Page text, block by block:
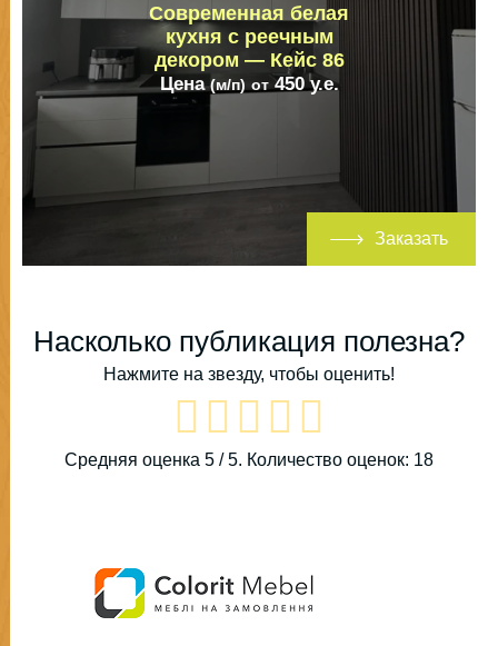
Современная белая
кухня с реечным
декором — Кейс 86
Цена(м/п) от450у.е.
Заказать
Насколько публикация полезна?
Нажмите на звезду, чтобы оценить!
Средняя оценка 5 / 5. Количество оценок: 18